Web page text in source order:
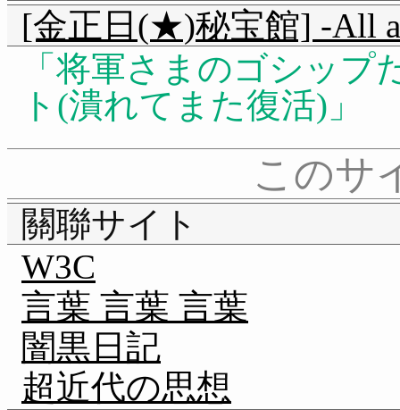
[金正日(★)秘宝館] -All
将軍さまのゴシップ
ト(潰れてまた復活)
このサ
關聯サイト
W3C
言葉 言葉 言葉
闇黒日記
超近代の思想